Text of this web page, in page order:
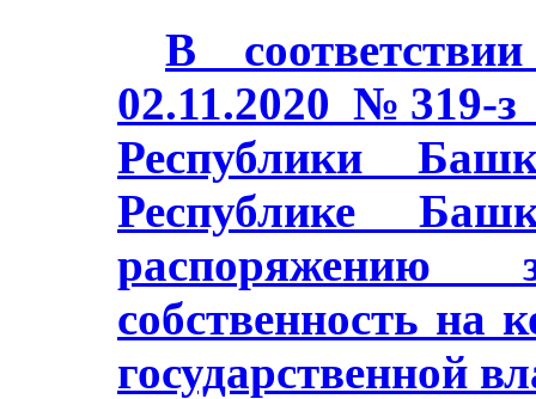
В
02.11.2020 №319-
Республики
Республике
распоряжению
собственность на
государственной